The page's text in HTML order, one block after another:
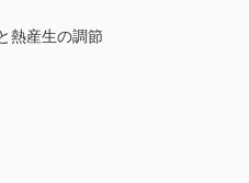
熱産生の調節